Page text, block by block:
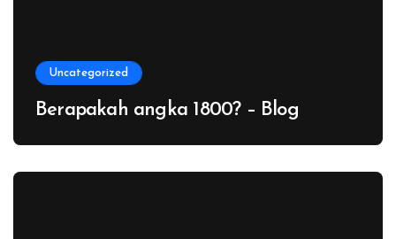
Uncategorized
Berapakah angka 1800? – Blog